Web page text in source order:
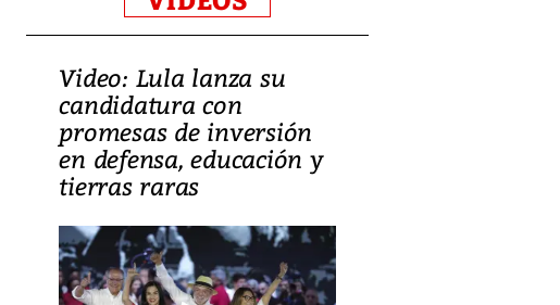
Video: Lula lanza su
candidatura con
promesas de inversión
en defensa, educación y
tierras raras